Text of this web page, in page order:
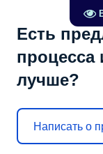
Есть
процесса
лучше?
Написать о